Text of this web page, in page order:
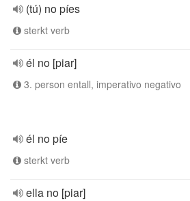
(tú) no píes
sterkt verb
él no [piar]
3. person entall, imperativo negativo
él no píe
sterkt verb
ella no [piar]